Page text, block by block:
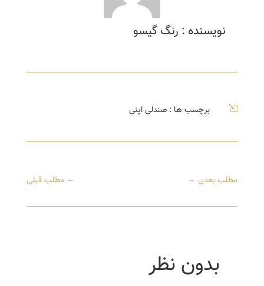
نویسنده : رنگ گیسو
l برچسب ها : صندلی اپنی
←مطلب قبلی مطلب بعدی→
بدون نظر